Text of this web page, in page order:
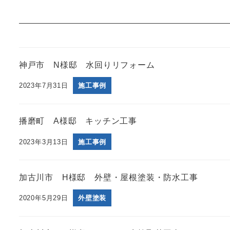
神戸市 N様邸 水回りリフォーム
2023年7月31日 施工事例
播磨町 A様邸 キッチン工事
2023年3月13日 施工事例
加古川市 H様邸 外壁・屋根塗装・防水工事
2020年5月29日 外壁塗装